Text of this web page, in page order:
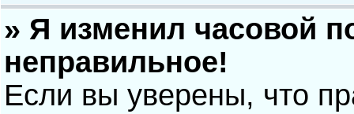
» Я изменил часовой
неправильное!
Если вы уверены, что